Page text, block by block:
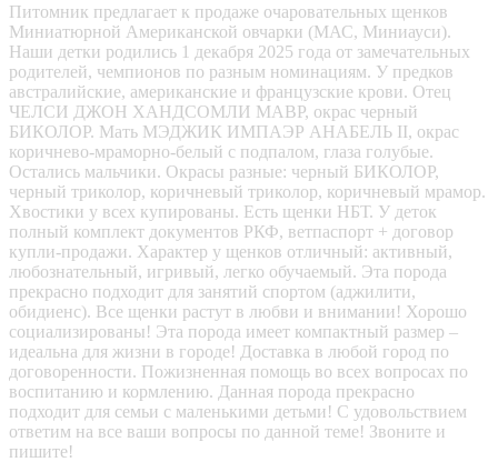
Питомник предлагает к продаже очаровательных щенков
Миниатюрной Американской овчарки (МАС, Миниауси).
Наши детки родились 1 декабря 2025 года от замечательных
родителей, чемпионов по разным номинациям. У предков
австралийские, американские и французские крови. Отец
ЧЕЛСИ ДЖОН ХАНДСОМЛИ МАВР, окрас черный
БИКОЛОР. Мать МЭДЖИК ИМПАЭР АНАБЕЛЬ II, окрас
коричнево-мраморно-белый с подпалом, глаза голубые.
Остались мальчики. Окрасы разные: черный БИКОЛОР,
черный триколор, коричневый триколор, коричневый мрамор.
Хвостики у всех купированы. Есть щенки НБТ. У деток
полный комплект документов РКФ, ветпаспорт + договор
купли-продажи. Характер у щенков отличный: активный,
любознательный, игривый, легко обучаемый. Эта порода
прекрасно подходит для занятий спортом (аджилити,
обидиенс). Все щенки растут в любви и внимании! Хорошо
социализированы! Эта порода имеет компактный размер –
идеальна для жизни в городе! Доставка в любой город по
договоренности. Пожизненная помощь во всех вопросах по
воспитанию и кормлению. Данная порода прекрасно
подходит для семьи с маленькими детьми! С удовольствием
ответим на все ваши вопросы по данной теме! Звоните и
пишите!